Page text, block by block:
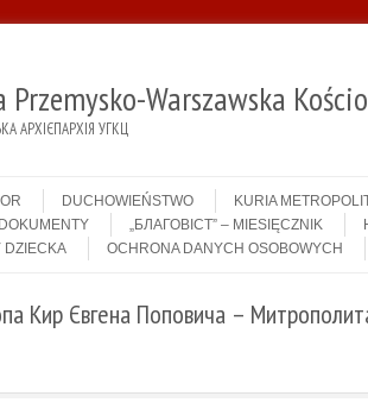
Warszawska
АРХІЄПАРХІЯ УГКЦ
DUCHOWIEŃSTWO KURIA
DOKUMENTY „БЛАГОВІСТ” – MIESIĘCZNIK
DZIECKA OCHRONA DANYCH OSOBOWYCH
Кир Євгена Поповича –